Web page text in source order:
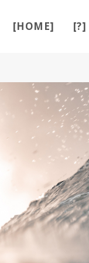
[HOME] [?]